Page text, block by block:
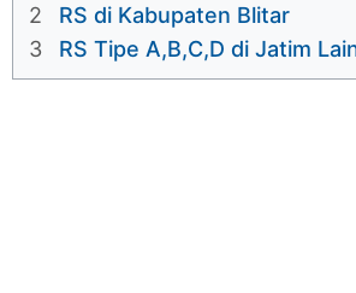
2
RS di Kabupaten Blitar
3
RS Tipe A,B,C,D di Jatim